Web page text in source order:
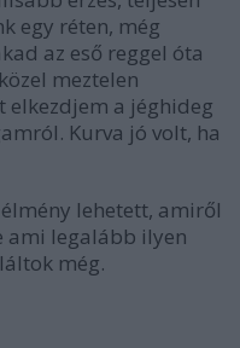
egy réten, még
az eső reggel óta
meztelen
a jéghideg
Kurva jó volt, ha
lehetett, amiről
ami legalább ilyen
még.